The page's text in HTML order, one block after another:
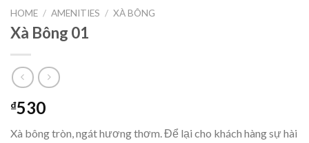
HOME / AMENITIES / XÀ BÔNG
Xà Bông 01
₫530
Xà bông tròn, ngát hương thơm. Để lại cho khách hàng sự hài